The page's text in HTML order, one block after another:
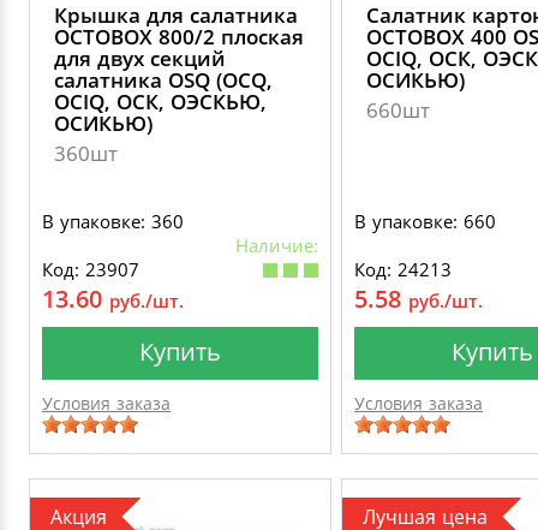
Крышка для салатника
OCTOBOX 800/2 плоская
для двух секций
салатника OSQ (OCQ,
OCIQ, ОСК, ОЭСКЬЮ,
ОСИКЬЮ)
360шт
В упаковке: 360
Наличие:
Код: 23907
13.60 руб./шт.
Купить
Условия заказа
Салатник
OCTOBOX 400
OCIQ, ОСК,
ОСИКЬЮ)
660шт
В упаковке: 660
Код: 24213
5.58 руб./шт.
Купить
Условия заказа
Акция Лучшая цена